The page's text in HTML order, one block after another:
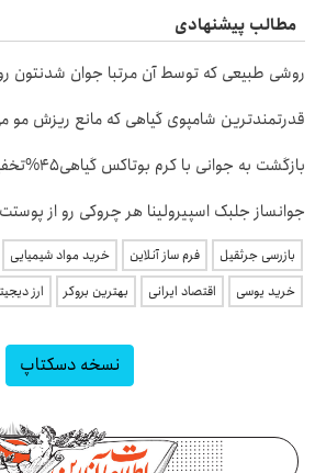
مطالب پیشنهادی
روشی طبیعی که توسط آن مرتبا جوان شدنتون
قدرتمندترین شامپوی گیاهی که مانع ریزش مو می شود
بازگشت به جوانی با کرم بوتاکس گیاهی45%تخفیف
جوانساز جلبک اسپیرولینا هر چروکی رو از
بازرسی جرثقیل فرم ساز آنلاین خرید مواد شیمیایی
خرید یوسی
اقتصاد ایرانی بهترین بروکر ارز
نسخه دسکتاپ